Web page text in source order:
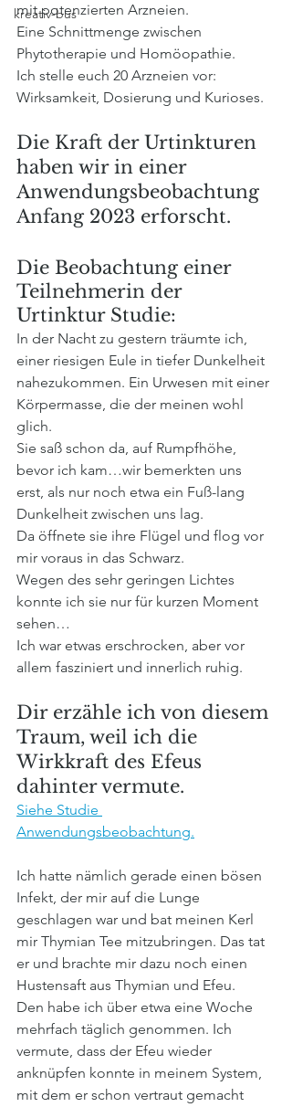
kreativ-bus
mit potenzierten Arzneien.
Eine Schnittmenge zwischen
Phytotherapie und Homöopathie.
Ich stelle euch 20 Arzneien vor:
Wirksamkeit, Dosierung und Kurioses.
Die Kraft der Urtinkturen
haben wir in einer
Anwendungsbeobachtung
Anfang 2023 erforscht.
Die Beobachtung einer
Teilnehmerin der
Urtinktur Studie:
In der Nacht zu gestern träumte ich,
einer riesigen Eule in tiefer Dunkelheit
nahezukommen. Ein Urwesen mit einer
Körpermasse, die der meinen wohl
glich.
Sie saß schon da, auf Rumpfhöhe,
bevor ich kam…wir bemerkten uns
erst, als nur noch etwa ein Fuß-lang
Dunkelheit zwischen uns lag.
Da öffnete sie ihre Flügel und flog vor
mir voraus in das Schwarz.
Wegen des sehr geringen Lichtes
konnte ich sie nur für kurzen Moment
sehen…
Ich war etwas erschrocken, aber vor
allem fasziniert und innerlich ruhig.
Dir erzähle ich von diesem
Traum, weil ich die
Wirkkraft des Efeus
dahinter vermute.
Siehe Studie
Anwendungsbeobachtung.
Ich hatte nämlich gerade einen bösen
Infekt, der mir auf die Lunge
geschlagen war und bat meinen Kerl
mir Thymian Tee mitzubringen. Das tat
er und brachte mir dazu noch einen
Hustensaft aus Thymian und Efeu.
Den habe ich über etwa eine Woche
mehrfach täglich genommen. Ich
vermute, dass der Efeu wieder
anknüpfen konnte in meinem System,
mit dem er schon vertraut gemacht